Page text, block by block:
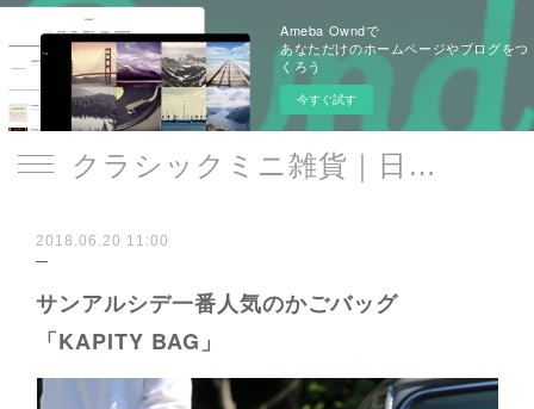
Ameba Owndで
あなただけのホームページやブログをつ
くろう
今すぐ試す
クラシックミニ雑貨｜日遊品 トミー1号2号
2018.06.20 11:00
サンアルシデ一番人気のかごバッグ
「KAPITY BAG」